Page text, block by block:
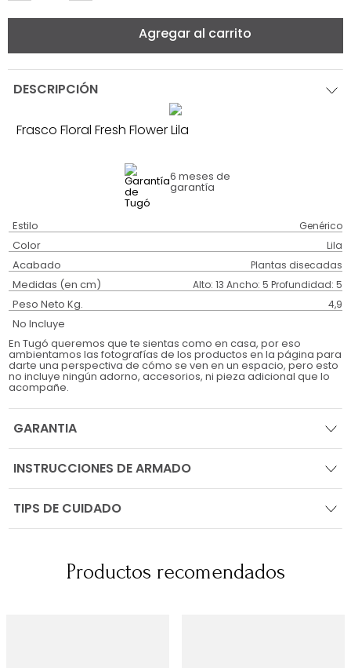
Agregar al carrito
DESCRIPCIÓN
Frasco Floral Fresh Flower Lila
6 meses de
garantía
Estilo Genérico
Color Lila
Acabado Plantas disecadas
Medidas (en cm) Alto: 13 Ancho: 5 Profundidad: 5
Peso Neto Kg. 4,9
No Incluye
En Tugó queremos que te sientas como en casa, por eso
ambientamos las fotografías de los productos en la página para
darte una perspectiva de cómo se ven en un espacio, pero esto
no incluye ningún adorno, accesorios, ni pieza adicional que lo
acompañe.
GARANTIA
INSTRUCCIONES DE ARMADO
TIPS DE CUIDADO
Productos recomendados